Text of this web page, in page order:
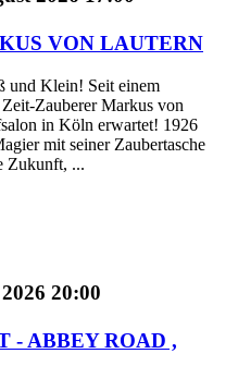
VON LAUTERN
und Klein! Seit einem
Zauberer Markus von
in Köln erwartet! 1926
mit seiner Zaubertasche
Zukunft, ...
20:00
- ABBEY ROAD ,